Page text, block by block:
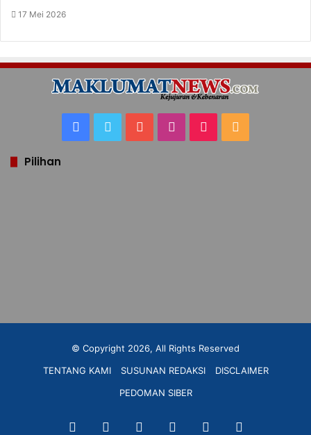
17 Mei 2026
Facebook
Twitter YouTubeInstagram
TikTok
Pilihan
© Copyright 2026, All Rights Reserved
TENTANG KAMI
SUSUNAN REDAKSI
DISCLAIMER
PEDOMAN SIBER
FacebookTwitter YouTubeInstagramTikTok